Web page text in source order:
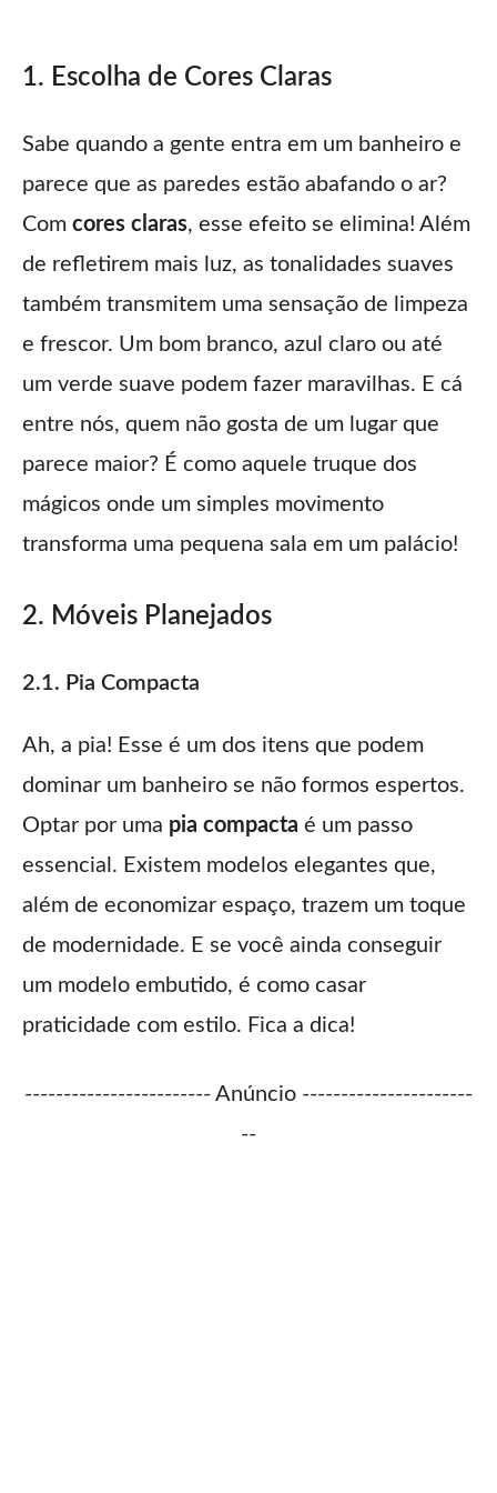
1. Escolha de Cores Claras
Sabe quando a gente entra em um banheiro e
parece que as paredes estão abafando o ar?
Com cores claras, esse efeito se elimina! Além
de refletirem mais luz, as tonalidades suaves
também transmitem uma sensação de limpeza
e frescor. Um bom branco, azul claro ou até
um verde suave podem fazer maravilhas. E cá
entre nós, quem não gosta de um lugar que
parece maior? É como aquele truque dos
mágicos onde um simples movimento
transforma uma pequena sala em um palácio!
2. Móveis Planejados
2.1. Pia Compacta
Ah, a pia! Esse é um dos itens que podem
dominar um banheiro se não formos espertos.
Optar por uma pia compacta é um passo
essencial. Existem modelos elegantes que,
além de economizar espaço, trazem um toque
de modernidade. E se você ainda conseguir
um modelo embutido, é como casar
praticidade com estilo. Fica a dica!
------------------------ Anúncio ----------------------
--